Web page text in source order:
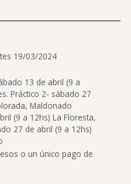
19/03/2024
13 de abril (9 a
Práctico 2- sábado 27
Maldonado
(9 a 12hs) La Floresta,
27 de abril (9 a 12hs)
o un único pago de